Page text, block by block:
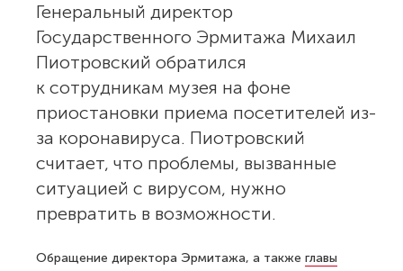
Генеральный директор
Государственного Эрмитажа Михаил
Пиотровский обратился
к сотрудникам музея на фоне
приостановки приема посетителей из-
за коронавируса. Пиотровский
считает, что проблемы, вызванные
ситуацией с вирусом, нужно
превратить в возможности.
Обращение директора Эрмитажа, а также главы